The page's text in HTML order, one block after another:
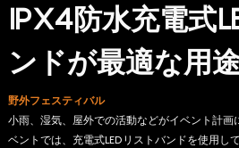
IPX4防水充電式
ンドが最適な用
野外フェスティバル
小雨、湿気、屋外での活動などがイベント計画
ベントでは、充電式LEDリストバンドを使用して